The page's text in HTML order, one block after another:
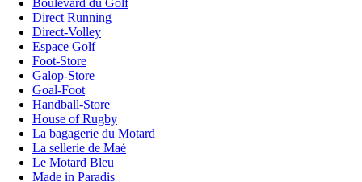
Boulevard du Golf
Direct Running
Direct-Volley
Espace Golf
Foot-Store
Galop-Store
Goal-Foot
Handball-Store
House of Rugby
La bagagerie du Motard
La sellerie de Maé
Le Motard Bleu
Made in Paradis